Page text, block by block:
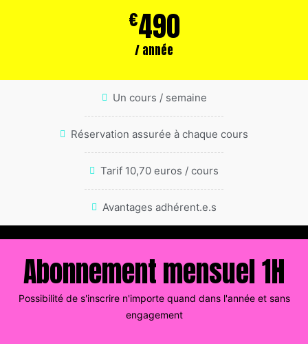
€490
/ année
Un cours / semaine
Réservation assurée à chaque cours
Tarif 10,70 euros / cours
Avantages adhérent.e.s
Abonnement mensuel 1H
Possibilité de s'inscrire n'importe quand dans l'année et sans
engagement